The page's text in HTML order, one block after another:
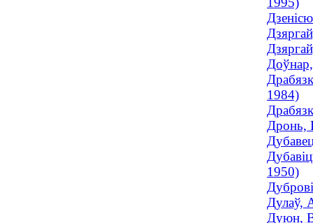
1984)
Дронь,
1950)
Дулаў,
Дуюн,